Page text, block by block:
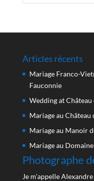
Articles récents
Mariage Franco-
Fauconnie
Wedding at
Mariage au Château
Mariage au Manoir
Mariage au
Photographe
Je m'appelle